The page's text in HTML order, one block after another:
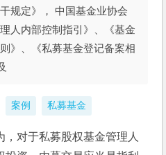
规定》， 中国基金业协会
人内部控制指引》、《基金
》、《私募基金登记备案相
案例 私募基金
，对于私募股权基金管理人